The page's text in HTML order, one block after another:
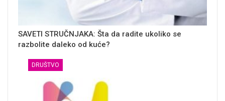
SAVETI STRUČNJAKA: Šta da radite ukoliko se
razbolite daleko od kuće?
DRUŠTVO